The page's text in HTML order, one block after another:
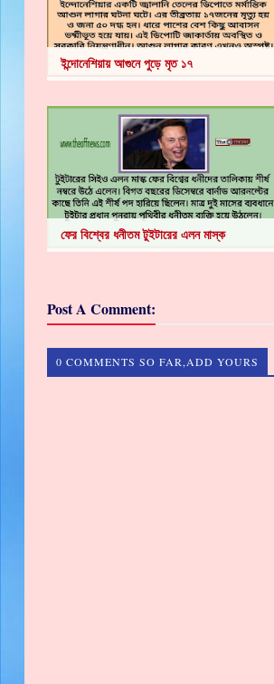
ইন্দোনেশিয়ায় আগুনে পুড়ে মৃত ১৭
ফের বিশ্বের ধনীতম টুইটারের এলন মাস্ক
Post A Comment:
0 COMMENTS SO FAR,ADD YOURS